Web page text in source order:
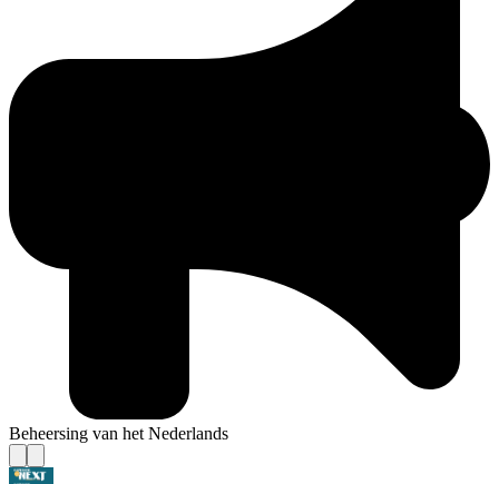
Beheersing van het Nederlands